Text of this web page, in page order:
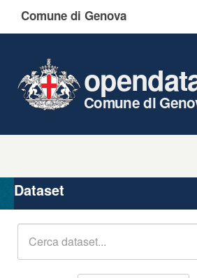
Comune di Genova
Comune di
Organizzazioni
Gruppi
Dataset